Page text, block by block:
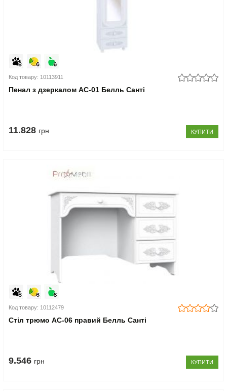
Код товару: 10113911
Пенал з дзеркалом АС-01 Белль Санті
11.828 грн КУПИТИ
Код товару: 10112479
Стіл трюмо АС-06 правий Белль Санті
9.546 грн КУПИТИ